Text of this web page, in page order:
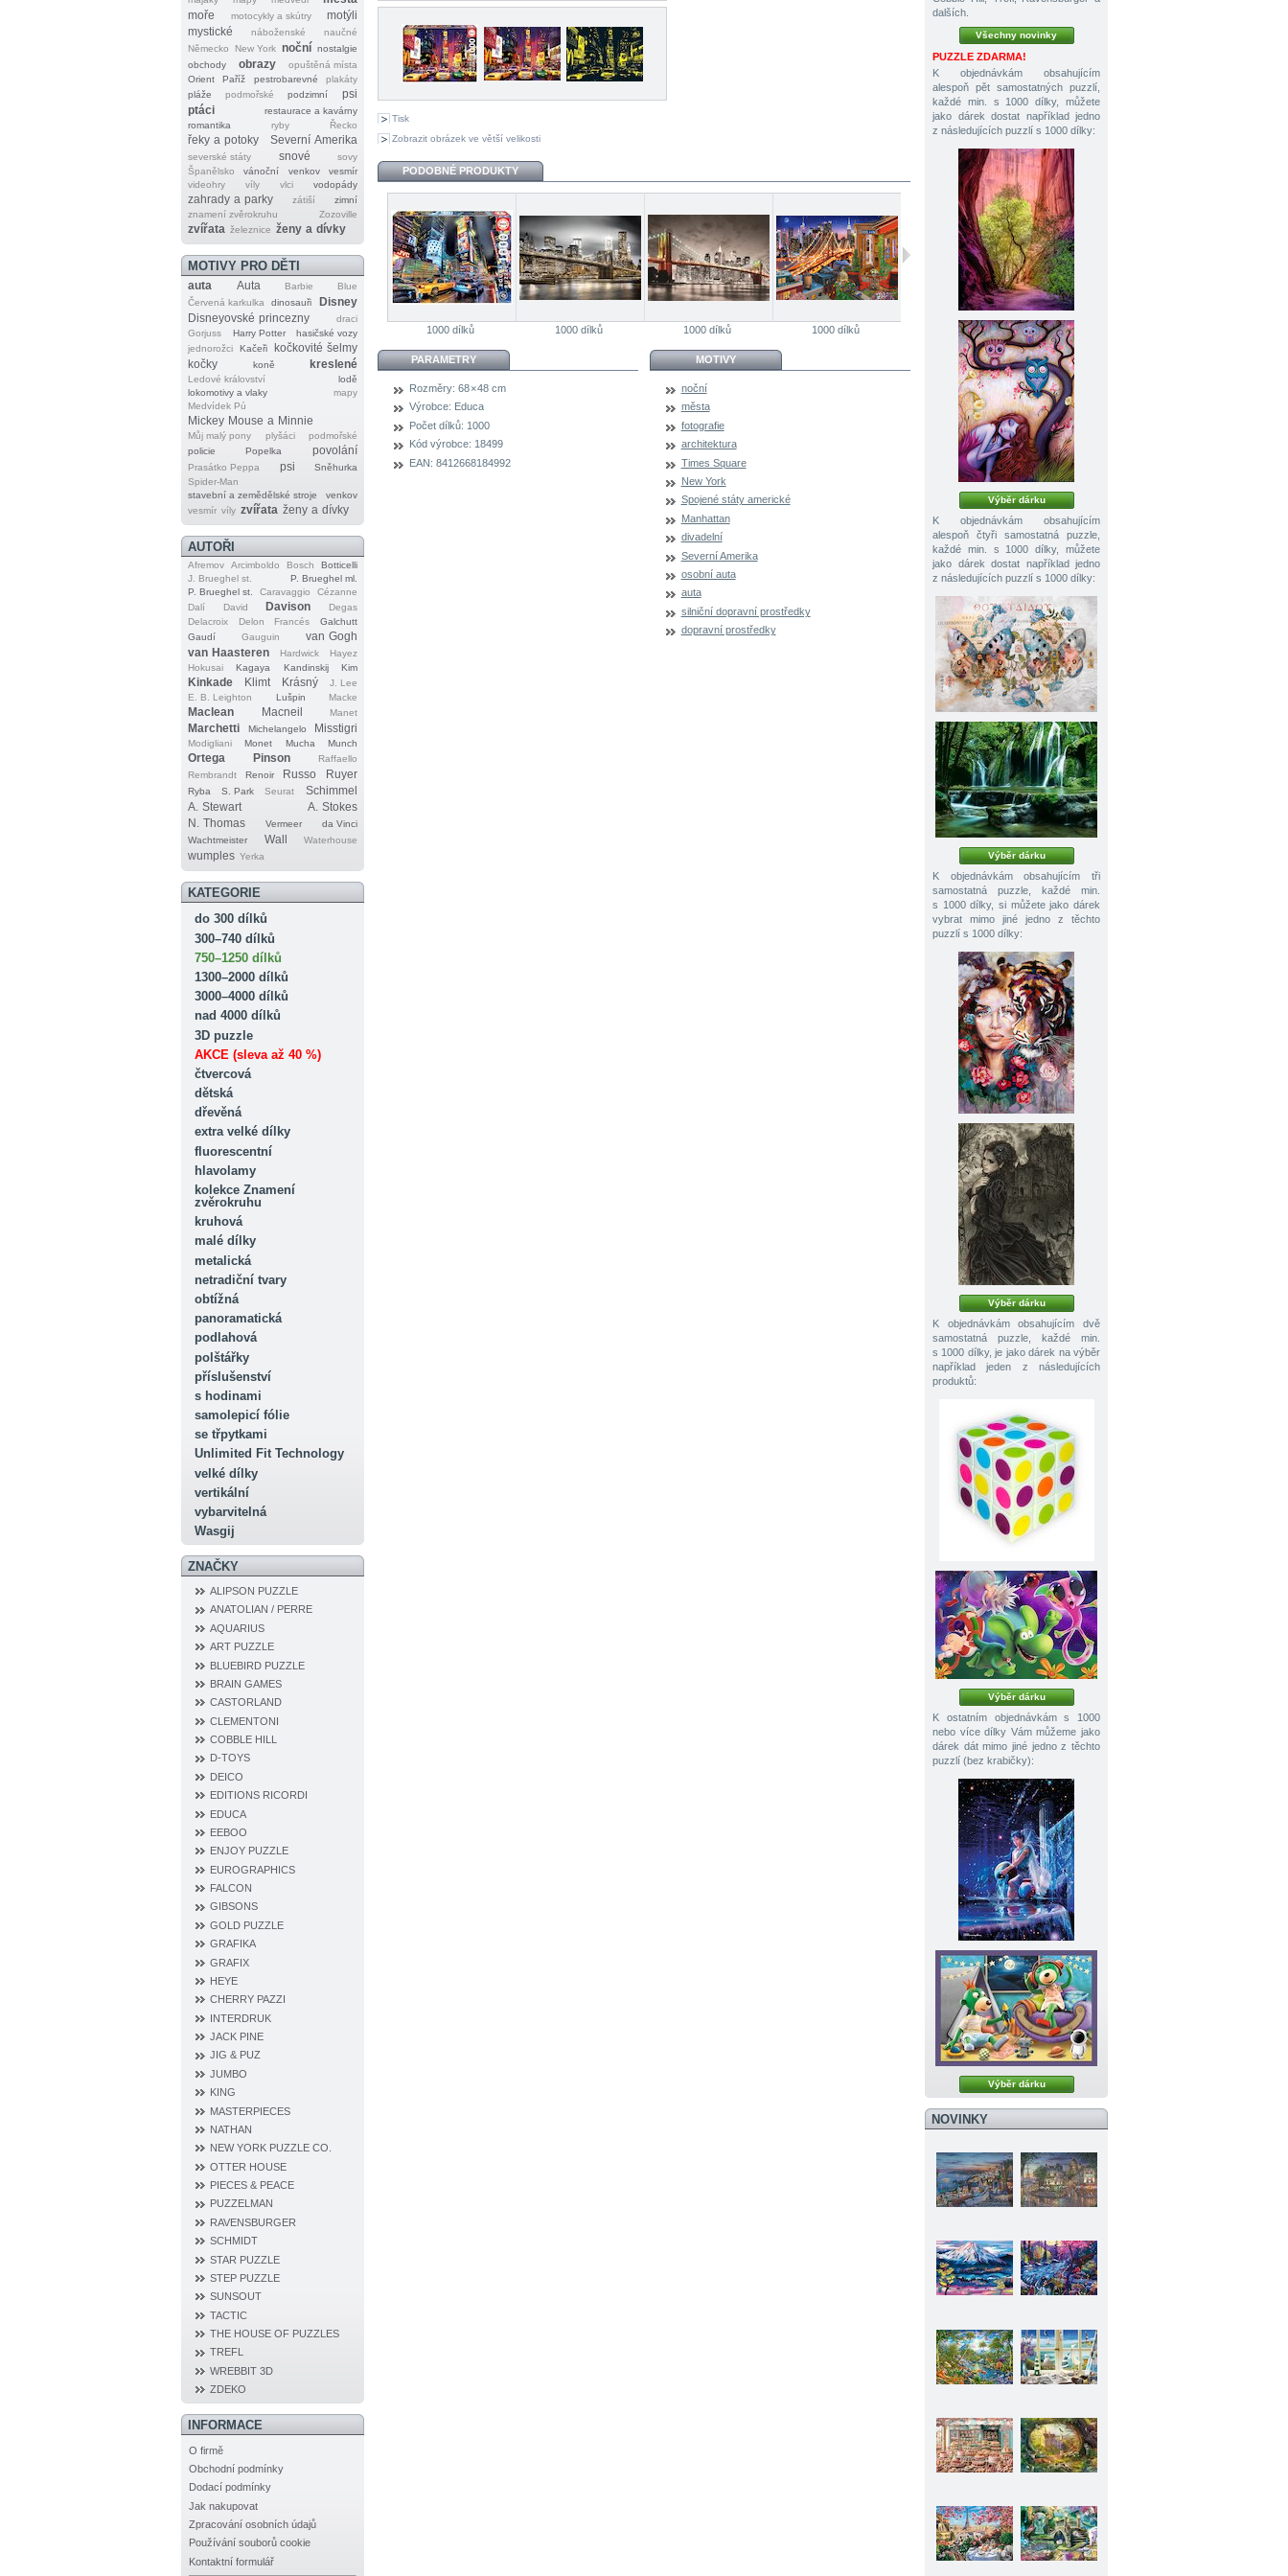
moře
motocykly a skútry
motýli
mystické
náboženské
naučné
Německo
New York noční nostalgie
obchody
obrazy
opuštěná místa
Orient
Paříž pestrobarevné
plakáty
pláže
podmořské podzimní
psi
ptáci
restaurace a kavárny
romantika
ryby Řecko
řeky a potoky Severní Amerika
severské státy snové
sovy
Španělsko
vánoční venkov
vesmír
videohry
víly vlci vodopády
zahrady a parky zátiší
zimní
znamení zvěrokruhu
Zozoville
zvířata železnice ženy a dívky
MOTIVY PRO DĚTI
auta Auta Barbie
Blue
Červená karkulka
dinosauři
Disney
Disneyovské princezny
draci
Gorjuss
Harry Potter
hasičské vozy
jednorožci
Kačeři
kočkovité šelmy
kočky
koně kreslené
Ledové království
lodě
lokomotivy a vlaky
mapy
Medvídek Pú
Mickey Mouse a Minnie
Můj malý pony plyšáci
podmořské
policie
Popelka povolání
Prasátko Peppa psi
Sněhurka
Spider‐Man
stavební a zemědělské stroje
venkov
vesmír víly zvířata ženy a dívky
AUTOŘI
Afremov Arcimboldo Bosch
Botticelli
J. Brueghel st.
P. Brueghel ml.
P. Brueghel st.
Caravaggio
Cézanne
Dalí
David Davison
Degas
Delacroix
Delon Francés
Galchutt
Gaudí
Gauguin
van Gogh
van Haasteren
Hardwick
Hayez
Hokusai
Kagaya Kandinskij Kim
Kinkade Klimt Krásný
J. Lee
E. B. Leighton
Lušpin Macke
Maclean Macneil Manet
Marchetti Michelangelo Misstigri
Modigliani Monet Mucha Munch
Ortega Pinson
Raffaello
Rembrandt
Renoir Russo Ruyer
Ryba S. Park Seurat
Schimmel
A. Stewart
A. Stokes
N. Thomas
Vermeer
da Vinci
Wachtmeister
Wall Waterhouse
wumples Yerka
KATEGORIE
do 300 dílků
300–740 dílků
750–1250 dílků
1300–2000 dílků
3000–4000 dílků
nad 4000 dílků
3D puzzle
AKCE (sleva až 40 %)
čtvercová
dětská
dřevěná
extra velké dílky
fluorescentní
hlavolamy
kolekce Znamení
zvěrokruhu
kruhová
malé dílky
metalická
netradiční tvary
obtížná
panoramatická
podlahová
polštářky
příslušenství
s hodinami
samolepicí fólie
se třpytkami
Unlimited Fit Technology
velké dílky
vertikální
vybarvitelná
Wasgij
ZNAČKY
ALIPSON PUZZLE
ANATOLIAN / PERRE
AQUARIUS
ART PUZZLE
BLUEBIRD PUZZLE
BRAIN GAMES
CASTORLAND
CLEMENTONI
COBBLE HILL
D‐TOYS
DEICO
EDITIONS RICORDI
EDUCA
EEBOO
ENJOY PUZZLE
EUROGRAPHICS
FALCON
GIBSONS
GOLD PUZZLE
GRAFIKA
GRAFIX
HEYE
CHERRY PAZZI
INTERDRUK
JACK PINE
JIG & PUZ
JUMBO
KING
MASTERPIECES
NATHAN
NEW YORK PUZZLE CO.
OTTER HOUSE
PIECES & PEACE
PUZZELMAN
RAVENSBURGER
SCHMIDT
STAR PUZZLE
STEP PUZZLE
SUNSOUT
TACTIC
THE HOUSE OF PUZZLES
TREFL
WREBBIT 3D
ZDEKO
INFORMACE
O firmě
Obchodní podmínky
Dodací podmínky
Jak nakupovat
Zpracování osobních údajů
Používání souborů cookie
Kontaktní formulář
Tisk
Zobrazit obrázek ve větší velikosti
PODOBNÉ PRODUKTY
1000 dílků 1000 dílků 1000 dílků 1000 dílků 1500 dílků 1000 dílků
PARAMETRY
Rozměry: 68 × 48 cm
Výrobce: Educa
Počet dílků: 1000
Kód výrobce: 18499
EAN: 8412668184992
MOTIVY
noční
města
fotografie
architektura
Times Square
New York
Spojené státy americké
Manhattan
divadelní
Severní Amerika
osobní auta
auta
silniční dopravní prostředky
dopravní prostředky
dalších.
Všechny novinky
PUZZLE ZDARMA!
K objednávkám obsahujícím
alespoň pět samostatných puzzlí,
každé min. s 1000 dílky, můžete
jako dárek dostat například jedno
z následujících puzzlí s 1000 dílky:
Výběr dárku
K objednávkám obsahujícím
alespoň čtyři samostatná puzzle,
každé min. s 1000 dílky, můžete
jako dárek dostat například jedno
z následujících puzzlí s 1000 dílky:
Výběr dárku
K objednávkám obsahujícím tři
samostatná puzzle, každé min.
s 1000 dílky, si můžete jako dárek
vybrat mimo jiné jedno z těchto
puzzlí s 1000 dílky:
Výběr dárku
K objednávkám obsahujícím dvě
samostatná puzzle, každé min.
s 1000 dílky, je jako dárek na výběr
například jeden z následujících
produktů:
Výběr dárku
K ostatním objednávkám s 1000
nebo více dílky Vám můžeme jako
dárek dát mimo jiné jedno z těchto
puzzlí (bez krabičky):
Výběr dárku
NOVINKY